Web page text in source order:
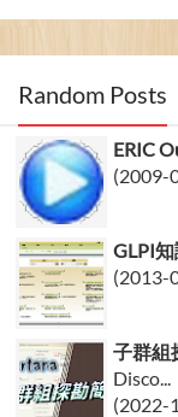
Random Posts
ERIC
(2009-
GLPI
(2013-
子群組
Disco...
(2022-